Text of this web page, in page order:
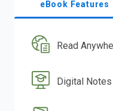
eBook Features
Read
Digital